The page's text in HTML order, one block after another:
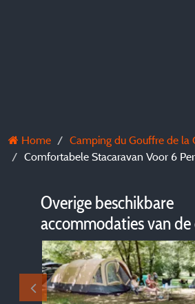
Home
Camping du Gouffre de la
Comfortabele Stacaravan Voor 6
Overige beschikbare
accommodaties van